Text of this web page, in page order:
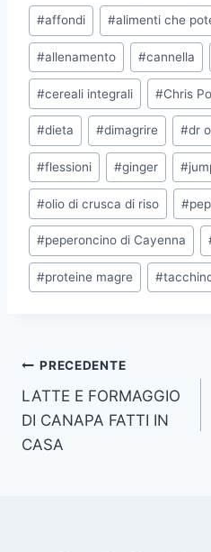
Tag
articolo:
#affondi #alimenti che
#allenamento #cannella
#cereali integrali #Chris
#dieta #dimagrire #dr
#flessioni #ginger #
#olio di crusca di riso #
#peperoncino di Cayenna
#proteine magre #
Navigazione
articoli
PRECEDENTE
LATTE E FORMAGGIO
DI CANAPA FATTI IN
CASA